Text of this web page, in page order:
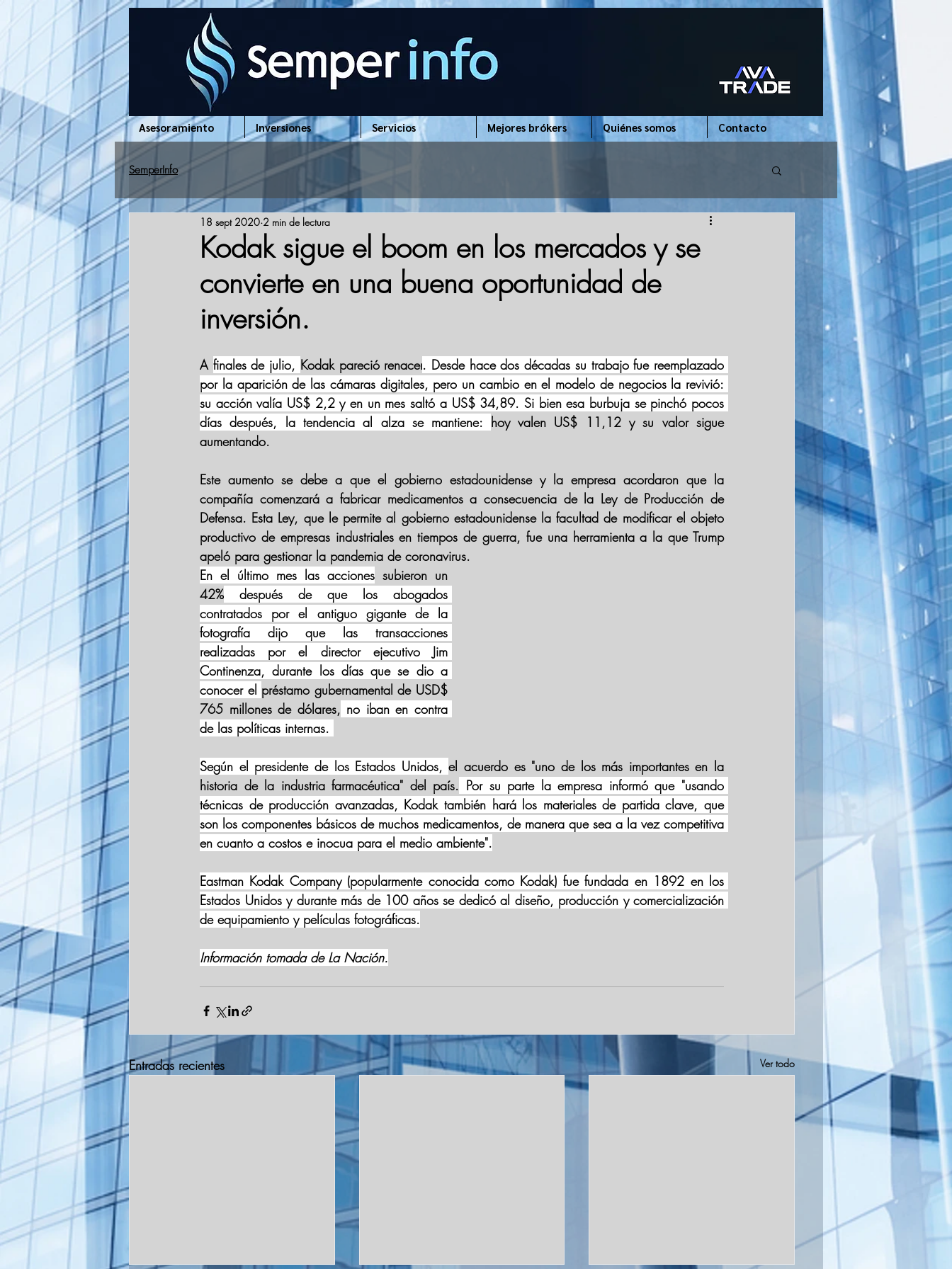
Asesoramiento Inversiones Servicios Mejores brókers Quiénes somos Contacto
SemperInfo
Kodak sigue el boom en los mercados y se
convierte en una buena oportunidad de
inversión.
18 sept 2020 2 min de lectura
A finales de julio, Kodak pareció renacer. Desde hace dos décadas su trabajo fue reemplazado
por la aparición de las cámaras digitales, pero un cambio en el modelo de negocios la revivió:
su acción valía US$ 2,2 y en un mes saltó a US$ 34,89. Si bien esa burbuja se pinchó pocos
días después, la tendencia al alza se mantiene: hoy valen US$ 11,12 y su valor sigue
aumentando.
Este aumento se debe a que el gobierno estadounidense y la empresa acordaron que la
compañía comenzará a fabricar medicamentos a consecuencia de la Ley de Producción de
Defensa. Esta Ley, que le permite al gobierno estadounidense la facultad de modificar el objeto
productivo de empresas industriales en tiempos de guerra, fue una herramienta a la que Trump
apeló para gestionar la pandemia de coronavirus.
En el último mes las acciones subieron un
42% después de que los abogados
contratados por el antiguo gigante de la
fotografía dijo que las transacciones
realizadas por el director ejecutivo Jim
Continenza, durante los días que se dio a
conocer el préstamo gubernamental de USD$
765 millones de dólares, no iban en contra
de las políticas internas.
Según el presidente de los Estados Unidos, el acuerdo es "uno de los más importantes en la
historia de la industria farmacéutica" del país. Por su parte la empresa informó que "usando
técnicas de producción avanzadas, Kodak también hará los materiales de partida clave, que
son los componentes básicos de muchos medicamentos, de manera que sea a la vez competitiva
en cuanto a costos e inocua para el medio ambiente".
Eastman Kodak Company (popularmente conocida como Kodak) fue fundada en 1892 en los
Estados Unidos y durante más de 100 años se dedicó al diseño, producción y comercialización
de equipamiento y películas fotográficas.
Información tomada de La Nación.
Entradas recientes Ver todo